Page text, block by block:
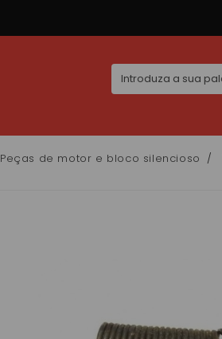
Peças de motor e bloco silencioso